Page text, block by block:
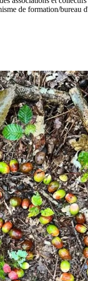
de formation/bureau